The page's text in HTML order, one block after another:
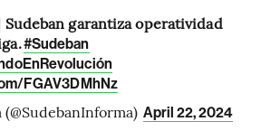
Sudeban garantiza operatividad
#Sudeban
FGAV3DMhNz
April 22, 2024